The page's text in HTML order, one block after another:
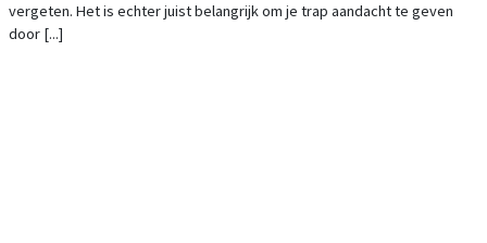
vergeten. Het is echter juist belangrijk om je trap aandacht te geven
door [...]